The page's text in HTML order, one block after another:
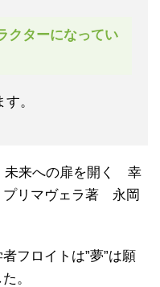
クターになってい
。
未来への扉を開く 幸
リマヴェラ著 永岡
フロイトは”夢”は願
。